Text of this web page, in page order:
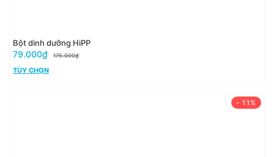
Bột dinh dưỡng HiPP
79.000₫ 175.000₫
TÙY CHỌN
- 11%